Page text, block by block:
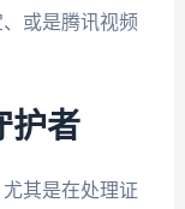
或是腾讯视频
护者
其是在处理证